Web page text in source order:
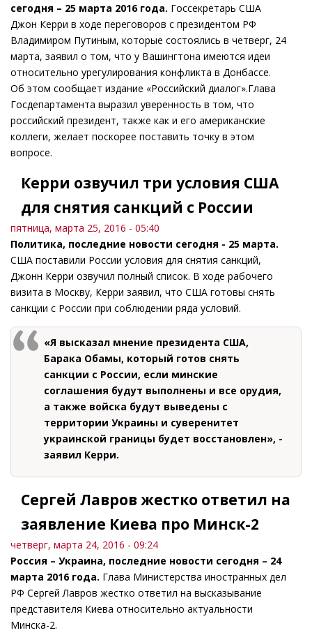
сегодня – 25 марта 2016 года. Госсекретарь США
Джон Керри в ходе переговоров с президентом РФ
Владимиром Путиным, которые состоялись в четверг, 24
марта, заявил о том, что у Вашингтона имеются идеи
относительно урегулирования конфликта в Донбассе.
Об этом сообщает издание «Российский диалог».Глава
Госдепартамента выразил уверенность в том, что
российский президент, также как и его американские
коллеги, желает поскорее поставить точку в этом
вопросе.
Керри озвучил три условия США
для снятия санкций с России
пятница, марта 25, 2016 - 05:40
Политика, последние новости сегодня - 25 марта.
США поставили России условия для снятия санкций,
Джонн Керри озвучил полный список. В ходе рабочего
визита в Москву, Керри заявил, что США готовы снять
санкции с России при соблюдении ряда условий.
«Я высказал мнение президента США,
Барака Обамы, который готов снять
санкции с России, если минские
соглашения будут выполнены и все орудия,
а также войска будут выведены с
территории Украины и суверенитет
украинской границы будет восстановлен», -
заявил Керри.
Сергей Лавров жестко ответил на
заявление Киева про Минск-2
четверг, марта 24, 2016 - 09:24
Россия – Украина, последние новости сегодня – 24
марта 2016 года. Глава Министерства иностранных дел
РФ Сергей Лавров жестко ответил на высказывание
представителя Киева относительно актуальности
Минска-2.